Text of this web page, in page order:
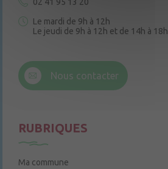
Le mardi de 9h à 12h
Le jeudi de 9h à 12h et de 14h à 18h
Nous contacter
RUBRIQUES
Ma commune